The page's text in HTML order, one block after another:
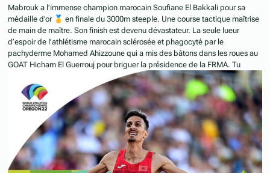
Mabrouk a l’immense champion marocain Soufiane El Bakkali pour sa
médaille d’or 🥇 en finale du 3000m steeple. Une course tactique maîtrise
de main de maître. Son finish est devenu dévastateur. La seule lueur
d’espoir de l’athlétisme marocain sclérosée et phagocyté par le
pachyderme Mohamed Ahizzoune qui a mis des bâtons dans les roues au
GOAT Hicham El Guerrouj pour briguer la présidence de la FRMA. Tu